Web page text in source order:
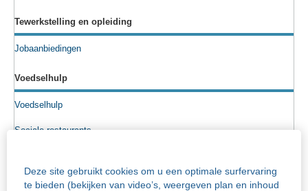
Deze site gebruikt cookies om u een optimale surfervaring
te bieden (bekijken van video’s, weergeven plan en inhoud
Tewerkstelling en opleiding
Jobaanbiedingen
Voedselhulp
Voedselhulp
Sociale restaurants
Sociale kruidenier